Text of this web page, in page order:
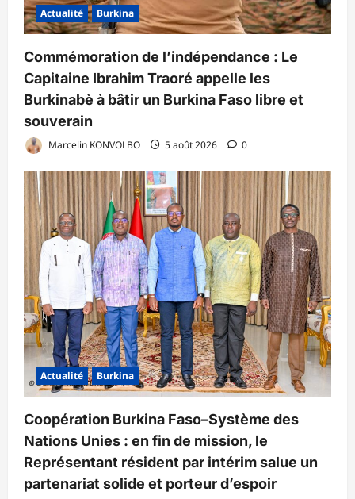
Actualité Burkina
Commémoration de l’indépendance : Le
Capitaine Ibrahim Traoré appelle les
Burkinabè à bâtir un Burkina Faso libre et
souverain
Marcelin KONVOLBO 5 août 2026 0
Actualité Burkina
Coopération Burkina Faso–Système des
Nations Unies : en fin de mission, le
Représentant résident par intérim salue un
partenariat solide et porteur d’espoir